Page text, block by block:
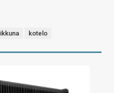
ikkuna kotelo